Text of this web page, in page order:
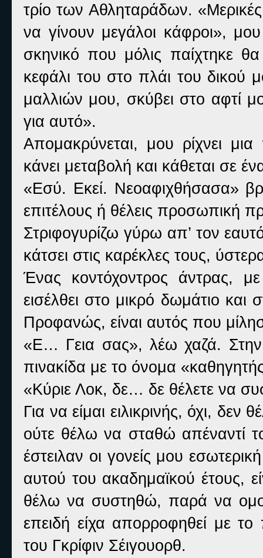
τρίο των Αθληταράδων.
να γίνουν μεγάλοι κάφροι»,
σκηνικό που μόλις παίχτηκε
κεφάλι του στο πλάι του δικού
μαλλιών μου, σκύβει στο αφτί
για αυτό».
Απομακρύνεται, μου ρίχνει μια
κάνει μεταβολή και κάθεται σε
«Εσύ. Εκεί. Νεοαφιχθήσασα»
επιτέλους ή θέλεις προσωπική
Στριφογυρίζω γύρω απ’ τον
κάτσει στις καρέκλες τους,
Ένας κοντόχοντρος άντρας,
εισέλθει στο μικρό δωμάτιο
Προφανώς, είναι αυτός που
«Ε… Γεια σας», λέω χαζά. Στην
πινακίδα με το όνομα
«Κύριε Λοκ, δε… δε θέλετε να
Για να είμαι ειλικρινής, όχι,
ούτε θέλω να σταθώ απέναντί
έστειλαν οι γονείς μου
αυτού του ακαδημαϊκού έτους,
θέλω να συστηθώ, παρά να
επειδή είχα απορροφηθεί με
του Γκρίφιν Σέιγουορθ.